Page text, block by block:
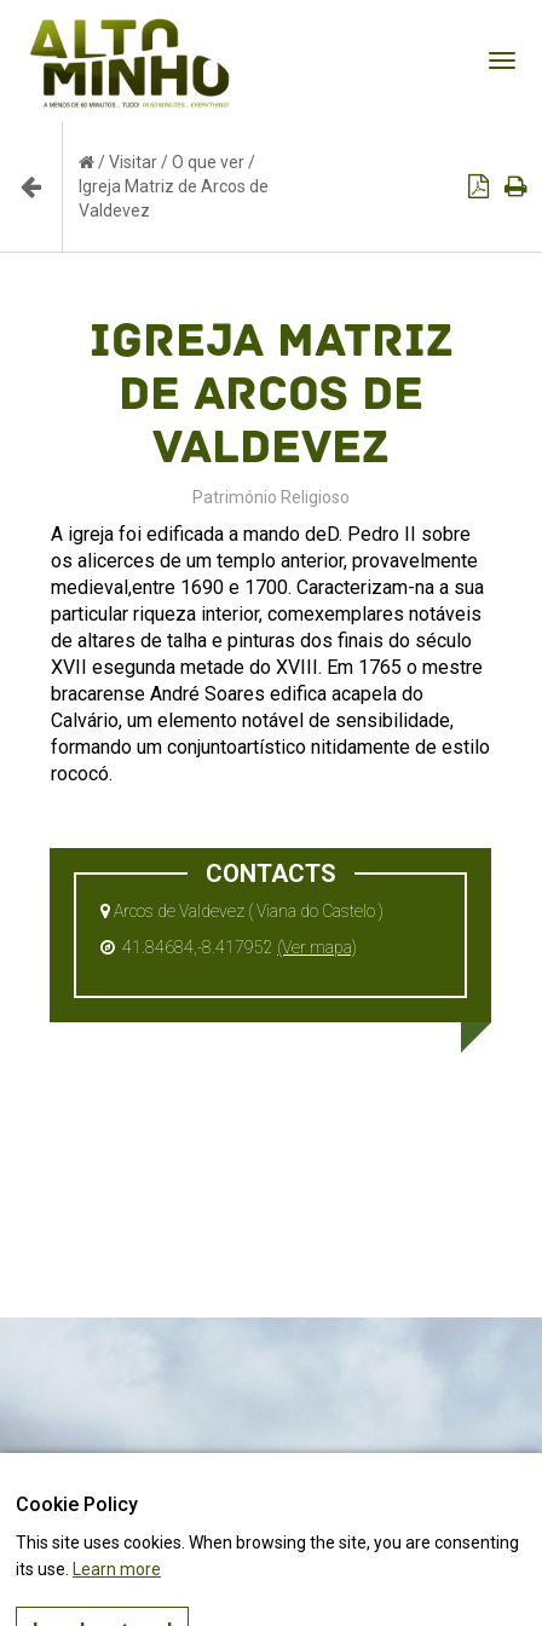
/Visitar/O que ver/
Igreja Matriz de Arcos de
Valdevez
Igreja Matriz
de Arcos de
Valdevez
Património Religioso
A igreja foi edificada a mando deD. Pedro II sobre
os alicerces de um templo anterior, provavelmente
medieval,entre 1690 e 1700. Caracterizam-na a sua
particular riqueza interior, comexemplares notáveis
de altares de talha e pinturas dos finais do século
XVII esegunda metade do XVIII. Em 1765 o mestre
bracarense André Soares edifica acapela do
Calvário, um elemento notável de sensibilidade,
formando um conjuntoartístico nitidamente de estilo
rococó.
CONTACTS
Arcos de Valdevez ( Viana do Castelo )
41.84684,-8.417952 (Ver mapa)
Cookie Policy
This site uses cookies. When browsing the site, you are consenting
its use. Learn more
The right place to
Keep up with all thenews!